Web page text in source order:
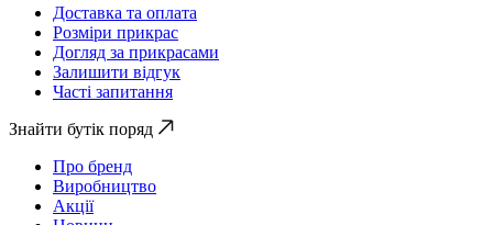
Доставка та оплата
Розміри прикрас
Догляд за прикрасами
Залишити відгук
Часті запитання
Знайти бутік поряд
Про бренд
Виробництво
Акції